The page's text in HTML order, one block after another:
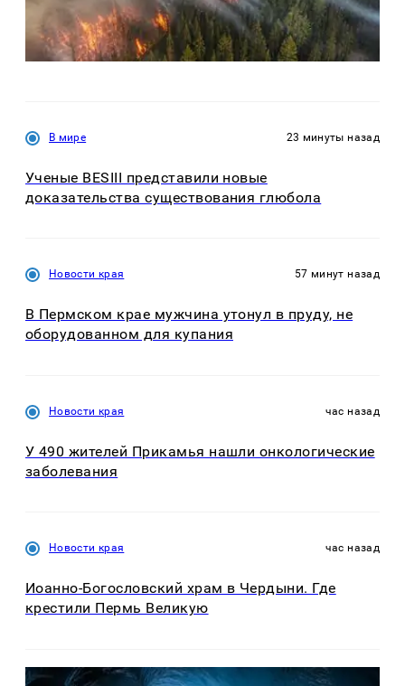
В мире 23 минуты назад
Ученые BESIII представили новые
доказательства существования глюбола
Новости края 57 минут назад
В Пермском крае мужчина утонул в пруду, не
оборудованном для купания
Новости края час назад
У 490 жителей Прикамья нашли онкологические
заболевания
Новости края час назад
Иоанно-Богословский храм в Чердыни. Где
крестили Пермь Великую